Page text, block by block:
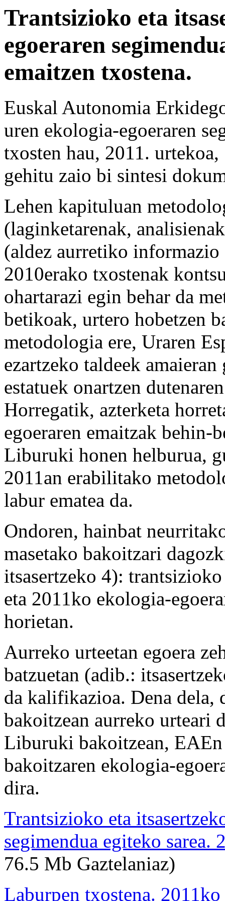
Trantsizioko eta
egoeraren
emaitzen txostena.
Euskal Autonomia
uren ekologia-egoeraren
txosten hau, 2011.
gehitu zaio bi sintesi
Lehen kapituluan
(laginketarenak,
(aldez aurretiko
2010erako txostenak
ohartarazi egin behar da
betikoak, urtero hobetzen
metodologia ere, Uraren
ezartzeko taldeek
estatuek onartzen
Horregatik, azterketa
egoeraren emaitzak behin-
Liburuki honen helburua,
2011an erabilitako
labur ematea da.
Ondoren, hainbat
masetako bakoitzari
itsasertzeko 4):
eta 2011ko ekologia-
horietan.
Aurreko urteetan egoera
batzuetan (adib.:
da kalifikazioa. Dena dela,
bakoitzean aurreko urteari
Liburuki bakoitzean, EAEn
bakoitzaren ekologia-
dira.
Trantsizioko eta
segimendua egiteko sarea.
76.5 Mb Gaztelaniaz)
Laburpen txostena.